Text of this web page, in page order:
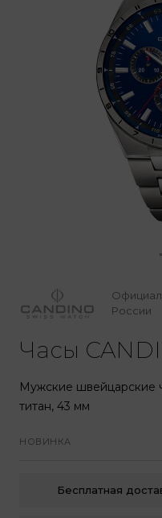
России
Часы
Мужские швейцарские
титан, 43 мм
НОВИНКА
Бесплатная